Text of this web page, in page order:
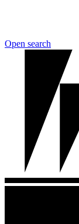
Open search